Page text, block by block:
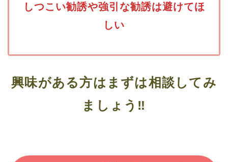
しつこい勧誘や強引な勧誘は避けてほ
しい
興味がある方はまずは相談してみ
ましょう‼